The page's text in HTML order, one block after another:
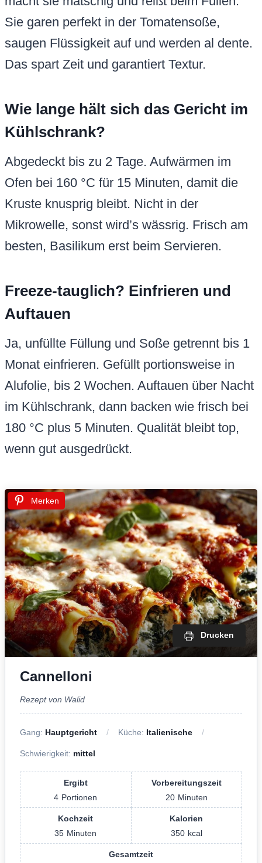
Sie garen perfekt in der Tomatensoße,
saugen Flüssigkeit auf und werden al dente.
Das spart Zeit und garantiert Textur.
Wie lange hält sich das Gericht im
Kühlschrank?
Abgedeckt bis zu 2 Tage. Aufwärmen im
Ofen bei 160 °C für 15 Minuten, damit die
Kruste knusprig bleibt. Nicht in der
Mikrowelle, sonst wird’s wässrig. Frisch am
besten, Basilikum erst beim Servieren.
Freeze-tauglich? Einfrieren und
Auftauen
Ja, unfüllte Füllung und Soße getrennt bis 1
Monat einfrieren. Gefüllt portionsweise in
Alufolie, bis 2 Wochen. Auftauen über Nacht
im Kühlschrank, dann backen wie frisch bei
180 °C plus 5 Minuten. Qualität bleibt top,
wenn gut ausgedrückt.
Merken
Drucken
Cannelloni
Rezept von Walid
Gang: Hauptgericht Küche: Italienische
Schwierigkeit: mittel
Ergibt
4 Portionen
Vorbereitungszeit
20 Minuten
Kochzeit
35 Minuten
Kalorien
350 kcal
Gesamtzeit